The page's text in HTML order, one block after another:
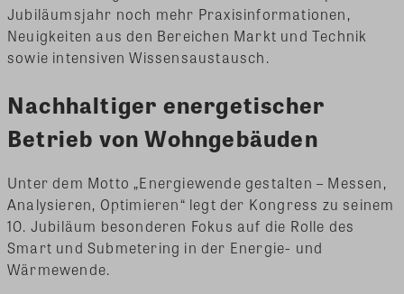
Jubiläumsjahr noch mehr Praxisinformationen,
Neuigkeiten aus den Bereichen Markt und Technik
sowie intensiven Wissensaustausch.
Nachhaltiger energetischer
Betrieb von Wohngebäuden
Unter dem Motto „Energiewende gestalten – Messen,
Analysieren, Optimieren“ legt der Kongress zu seinem
10. Jubiläum besonderen Fokus auf die Rolle des
Smart und Submetering in der Energie- und
Wärmewende.